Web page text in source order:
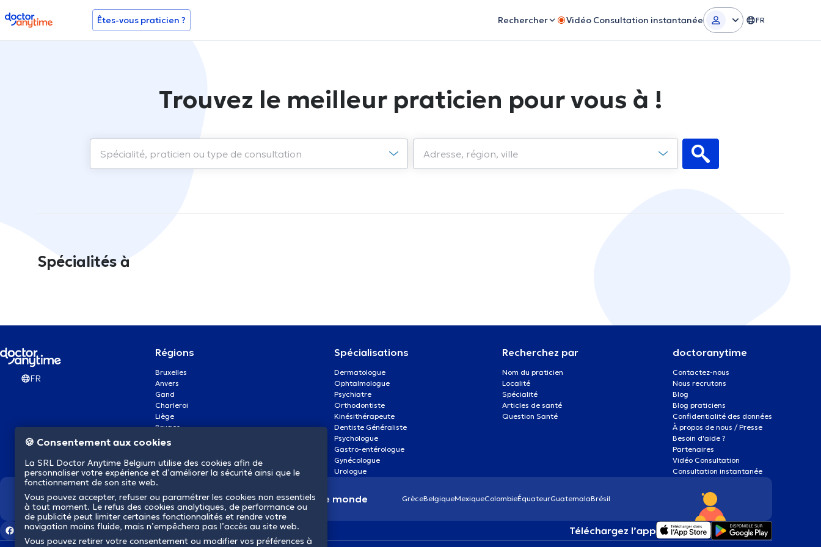
doctoranytime Êtes-vous praticien ? Rechercher Vidéo Consultation instantanée FR
Trouvez le meilleur praticien pour vous à !
Spécialités à
FR
Régions
Bruxelles
Anvers
Gand
Charleroi
Liège
Bruges
Namur
Mons
Aalst Flandre-Orientale
Spécialisations
Dermatologue
Ophtalmologue
Psychiatre
Orthodontiste
Kinésithérapeute
Dentiste Généraliste
Psychologue
Gastro-entérologue
Gynécologue
Urologue
Recherchez par
Nom du praticien
Localité
Spécialité
Articles de santé
Question Santé
doctoranytime
Contactez-nous
Nous recrutons
Blog
Blog praticiens
Confidentialité des données
À propos de nous / Presse
Besoin d'aide ?
Partenaires
Vidéo Consultation
Consultation instantanée
Nous révolutionnons la santé dans le monde GrèceBelgiqueMexiqueColombieÉquateurGuatemalaBrésil
Téléchargez l’app
🍪 Consentement aux cookies
La SRL Doctor Anytime Belgium utilise des cookies afin de
personnaliser votre expérience et d’améliorer la sécurité ainsi que le
fonctionnement de son site web.
Vous pouvez accepter, refuser ou paramétrer les cookies non essentiels
à tout moment. Le refus des cookies analytiques, de performance ou
de publicité peut limiter certaines fonctionnalités et rendre votre
navigation moins fluide, mais n’empêchera pas l’accès au site web.
Vous pouvez retirer votre consentement ou modifier vos préférences à